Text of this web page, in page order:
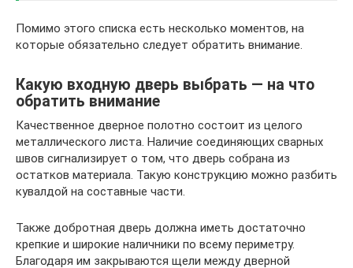
Помимо этого списка есть несколько моментов, на
которые обязательно следует обратить внимание.
Какую входную дверь выбрать — на что
обратить внимание
Качественное дверное полотно состоит из целого
металлического листа. Наличие соединяющих сварных
швов сигнализирует о том, что дверь собрана из
остатков материала. Такую конструкцию можно разбить
кувалдой на составные части.
Также добротная дверь должна иметь достаточно
крепкие и широкие наличники по всему периметру.
Благодаря им закрываются щели между дверной